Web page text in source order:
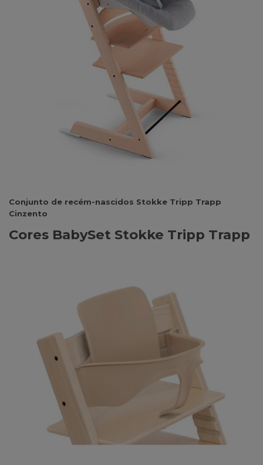
Conjunto de recém-nascidos Stokke Tripp Trapp
Cinzento
Cores BabySet Stokke Tripp Trapp